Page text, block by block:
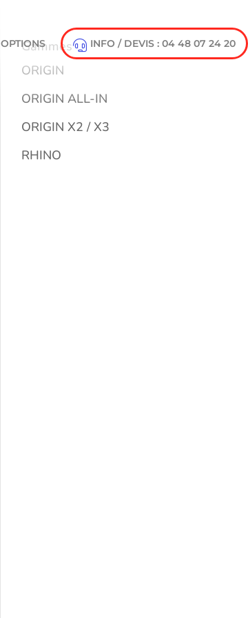
OPTIONS INFO / DEVIS : 04 48 07 24 20
Gammes
ORIGIN
ORIGIN ALL-IN
ORIGIN X2 / X3
RHINO